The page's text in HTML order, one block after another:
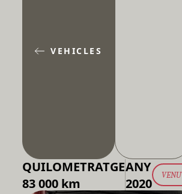
VEHICLES
QUILOMETRATGE
83 000 km
ANY
2020